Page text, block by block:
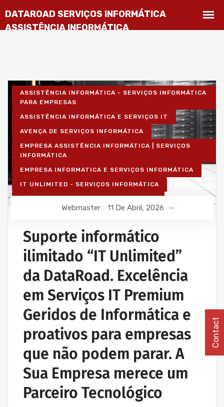
ASSISTÊNCIA INFORMÁTICA - SERVIÇOS INFORMÁTICA
PARA EMPRESAS
ASSISTÊNCIA INFORMÁTICA E SERVIÇOS IT
AVENÇA DE SERVIÇOS INFORMÁTICA
EMPRESA ASSISTÊNCIA INFORMÁTICA | SERVIÇOS
INFORMÁTICA
EMPRESA INFORMATICA E SERVIÇOS INFORMÁTICA
IT UNLIMITED - SERVIÇOS INFORMÁTICA
PROJETOS REDES WIRELESS
REDE ESTRUTURADA INFORMÁTICA
SERVIÇOS INFORMÁTICA E ASSISTÊNCIA INFORMÁTICA
Webmaster 11 De Abril, 2026
Suporte informático
ilimitado “IT Unlimited”
da DataRoad. Excelência
em Serviços IT Premium
Geridos de Informática e
proativos para empresas
que não podem parar. A
Sua Empresa merece um
Parceiro Tecnológico
Contact